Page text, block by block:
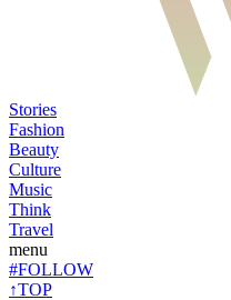
Stories
Fashion
Beauty
Culture
Music
Think
Travel
menu
#FOLLOW
↑TOP